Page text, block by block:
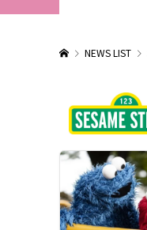
NEWS LIST